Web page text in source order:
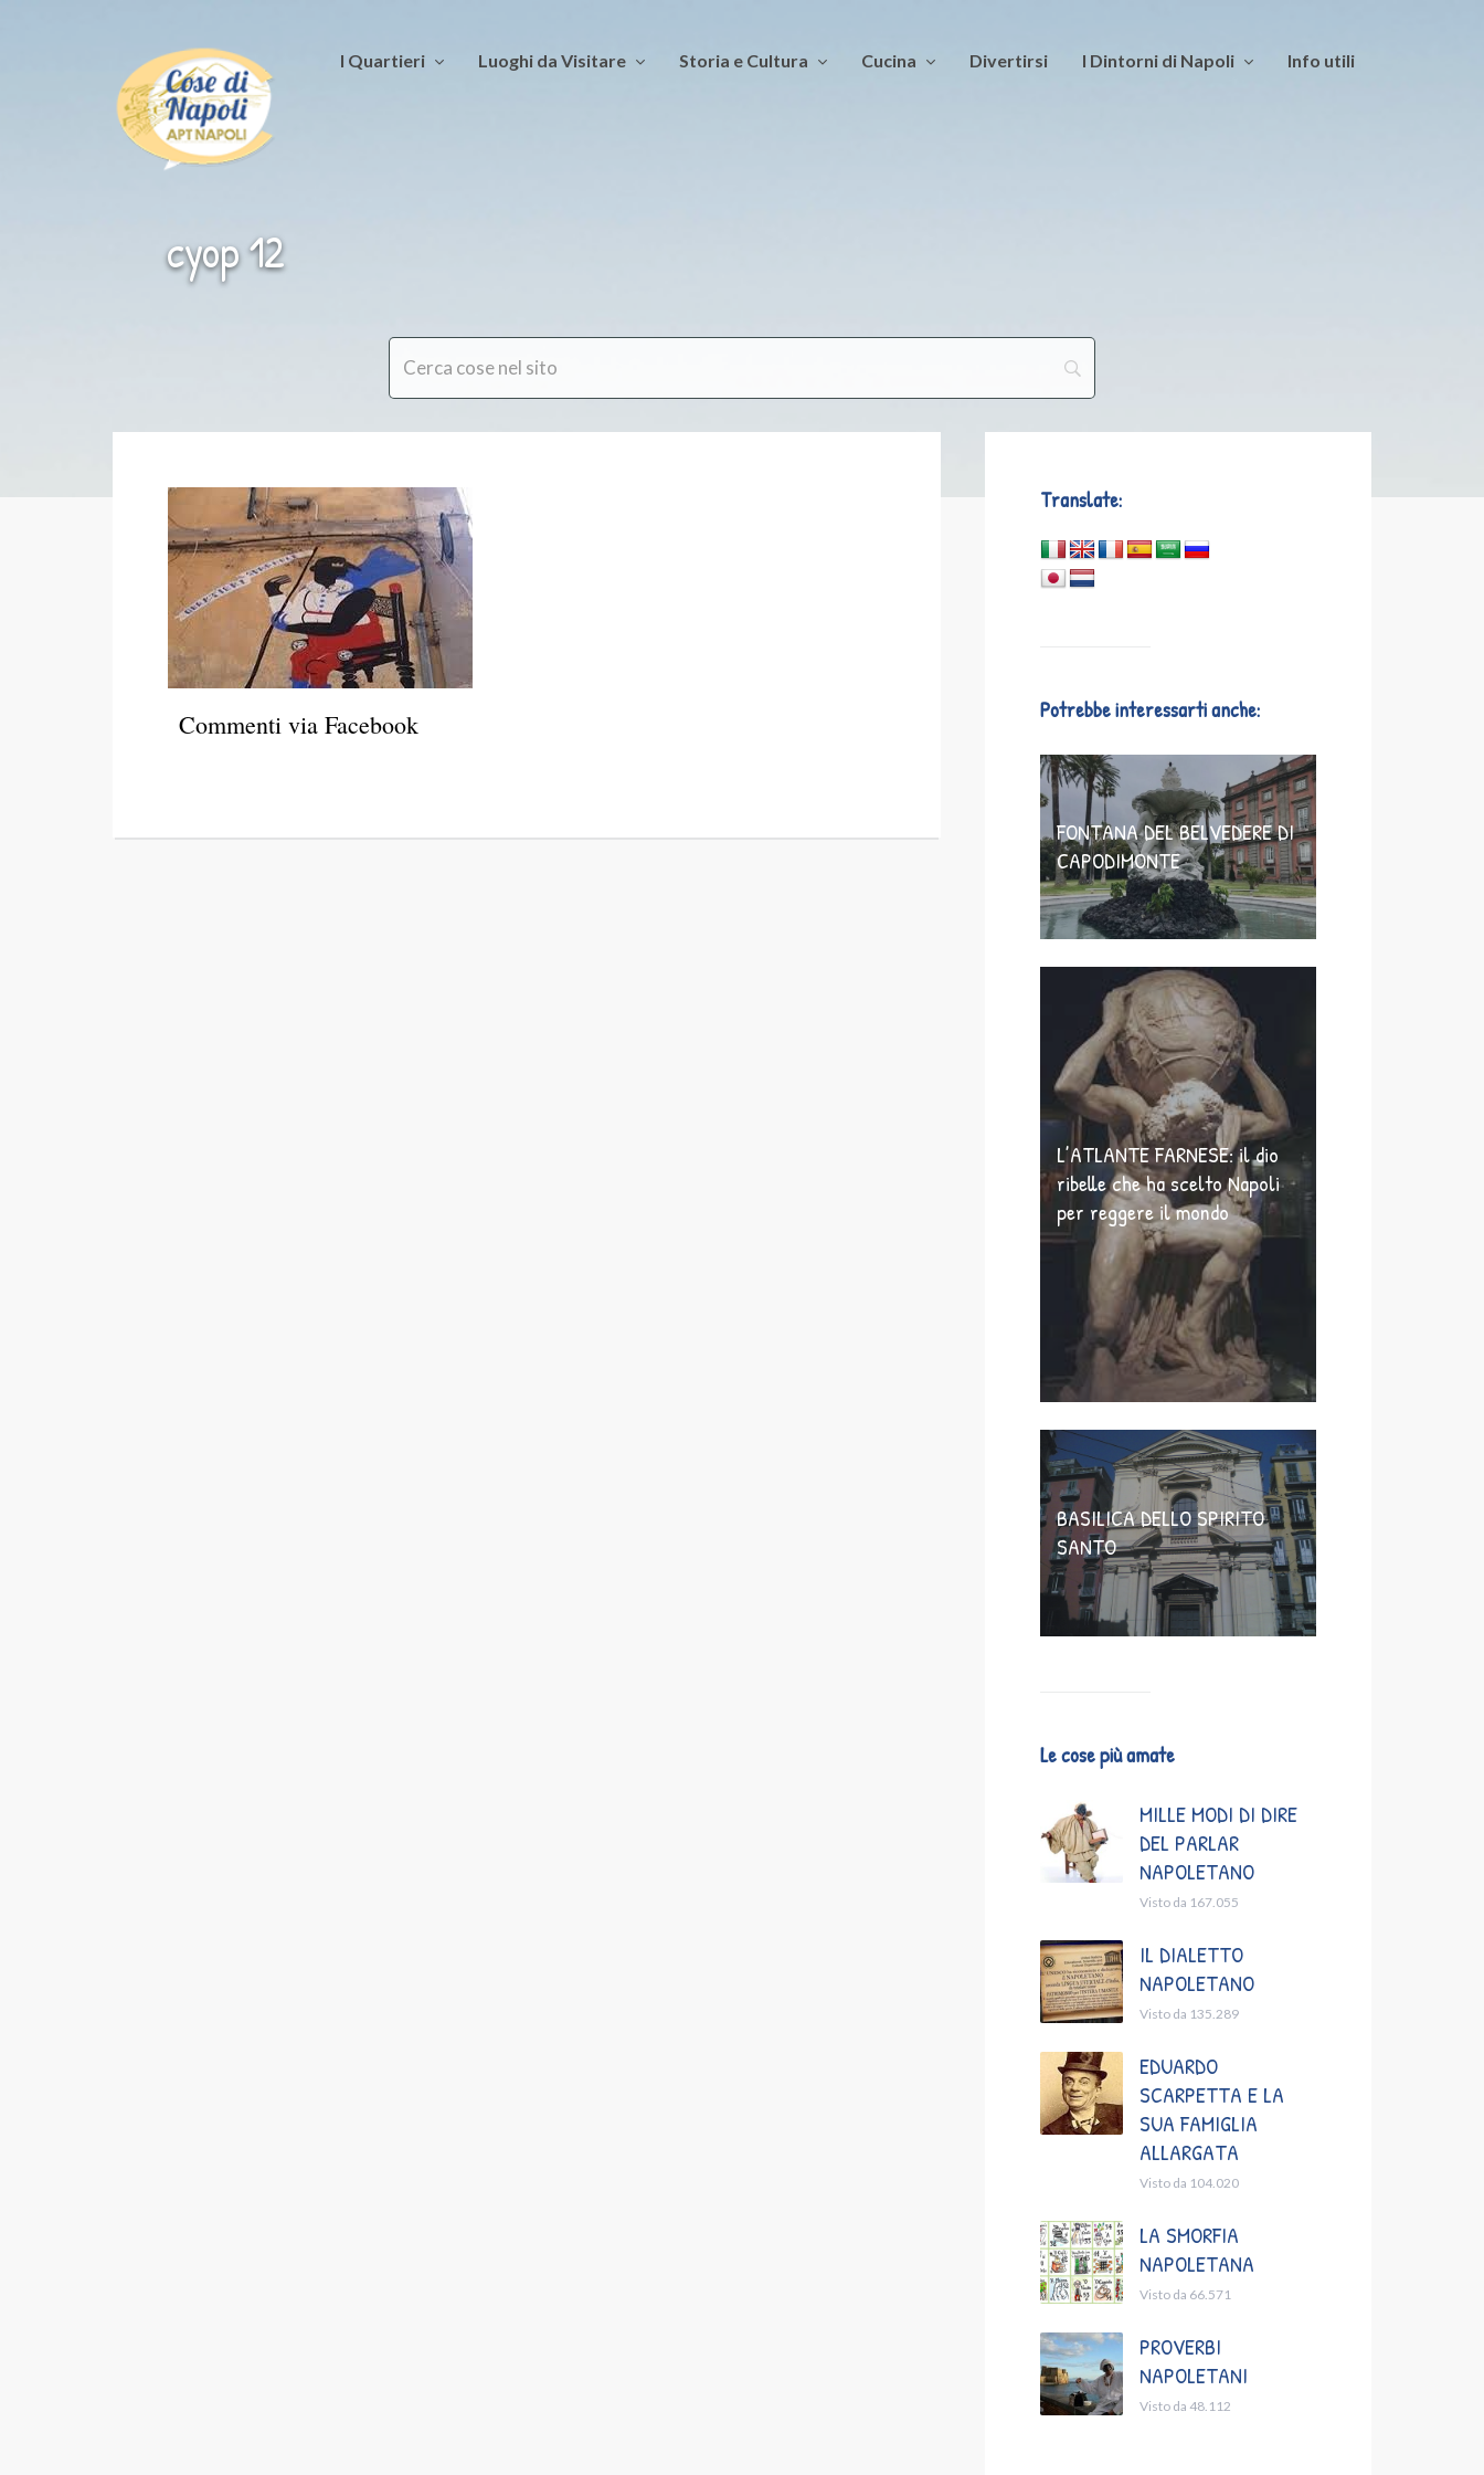
I Quartieri Luoghi da Visitare Storia e Cultura Cucina Divertirsi I Dintorni di Napoli Info utili
cyop 12
Commenti via Facebook
Translate:
Potrebbe interessarti anche:
FONTANA DEL BELVEDERE DI
CAPODIMONTE
L’ATLANTE FARNESE: il dio
ribelle che ha scelto Napoli
per reggere il mondo
BASILICA DELLO SPIRITO
SANTO
Le cose più amate
MILLE MODI DI DIRE
DEL PARLAR
NAPOLETANO
Visto da 167.055
IL DIALETTO
NAPOLETANO
Visto da 135.289
EDUARDO
SCARPETTA E LA
SUA FAMIGLIA
ALLARGATA
Visto da 104.020
LA SMORFIA
NAPOLETANA
Visto da 66.571
PROVERBI
NAPOLETANI
Visto da 48.112